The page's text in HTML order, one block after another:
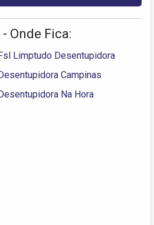
Onde Fica:
Limptudo Desentupidora
Campinas
Na Hora